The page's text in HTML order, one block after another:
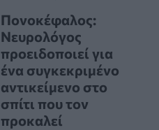
Πονοκέφαλος:
Νευρολόγος
προειδοποιεί για
ένα συγκεκριμένο
αντικείμενο στο
σπίτι που τον
προκαλεί